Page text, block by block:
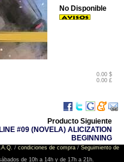
0.00 $
0.00 £
No Disponible
Producto Siguiente
#09 (NOVELA) ALICIZATION
BEGINNING
/ condiciones de compra/ Seguimiento de
de 10h a 14h y de 17h a 21h.